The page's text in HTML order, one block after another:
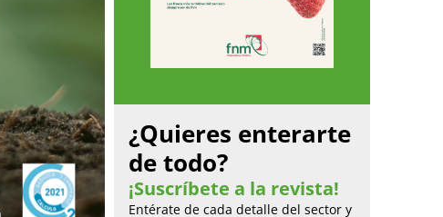
¿Quieres enterarte
de todo?
¡Suscríbete a la revista!
Entérate de cada detalle del sector y